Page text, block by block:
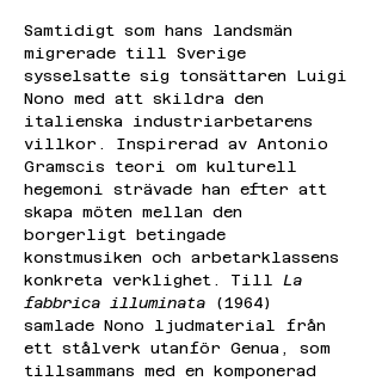
Samtidigt som hans landsmän
migrerade till Sverige
sysselsatte sig tonsättaren Luigi
Nono med att skildra den
italienska industriarbetarens
villkor. Inspirerad av Antonio
Gramscis teori om kulturell
hegemoni strävade han efter att
skapa möten mellan den
borgerligt betingade
konstmusiken och arbetarklassens
konkreta verklighet. Till La
fabbrica illuminata
(1964)
samlade Nono ljudmaterial från
ett stålverk utanför Genua, som
tillsammans med en komponerad